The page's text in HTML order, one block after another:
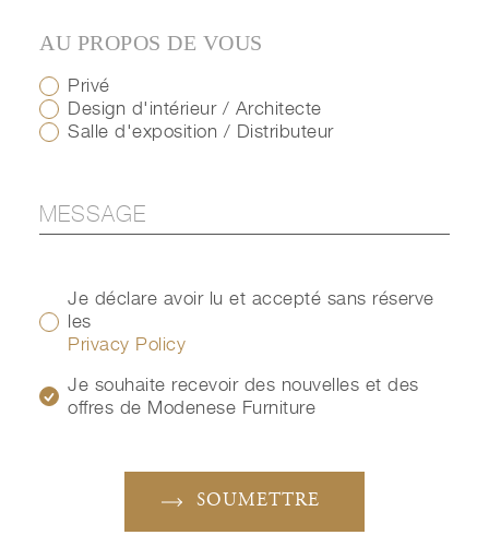
AU PROPOS DE VOUS
Privé
Design d'intérieur / Architecte
Salle d'exposition / Distributeur
Je déclare avoir lu et accepté sans réserve
les
Privacy Policy
Je souhaite recevoir des nouvelles et des
offres de Modenese Furniture
SOUMETTRE